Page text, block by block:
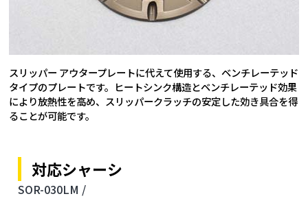
スリッパー アウタープレートに代えて使用する、ベンチレーテッド
タイプのプレートです。ヒートシンク構造とベンチレーテッド効果
により放熱性を高め、スリッパークラッチの安定した効き具合を得
ることが可能です。
対応シャーシ
SOR-030LM /